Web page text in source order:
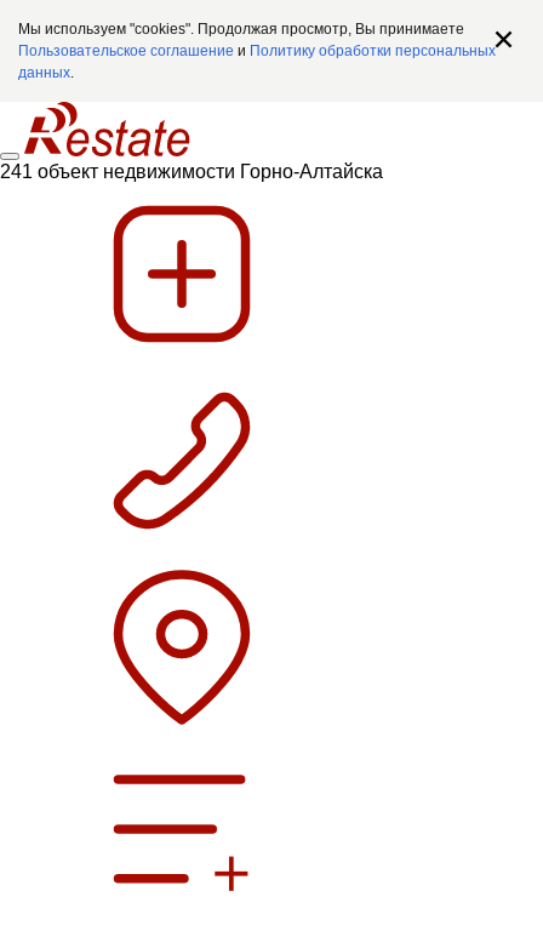
Мы используем "cookies". Продолжая просмотр, Вы принимаете
Пользовательское соглашение и Политику обработки персональных
данных.
241 объект недвижимости Горно-Алтайска